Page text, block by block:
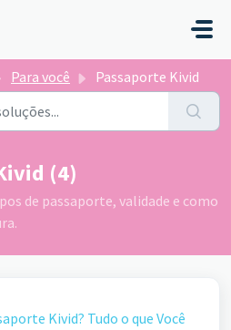
Para você Passaporte Kivid
(4)
de passaporte, validade e como
Kivid? Tudo o que Você